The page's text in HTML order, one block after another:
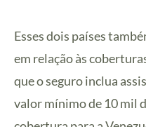
Esses dois países
em relação às
que o seguro inclua
valor mínimo de 10 mil